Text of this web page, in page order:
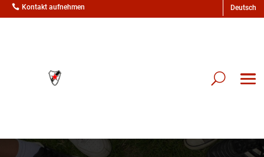
 Kontakt aufnehmen